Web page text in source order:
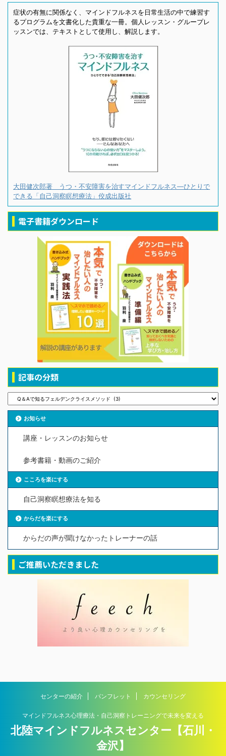
症状の有無に関係なく、マインドフルネスを日常生活の中で練習す
るプログラムを文書化した貴重な一冊。個人レッスン・グループレ
ッスンでは、テキストとして使用し、解説します。
大田健次郎著 うつ・不安障害を治すマインドフルネス―ひとりで
できる「自己洞察瞑想療法」佼成出版社
電子書籍ダウンロード
記事の分類
お知らせ
講座・レッスンのお知らせ
参考書籍・動画のご紹介
こころを楽にする
自己洞察瞑想療法を知る
からだを楽にする
からだの声が聞けなかったトレーナーの話
ご推薦いただきました
センターの紹介 パンフレット カウンセリング
マインドフルネス心理療法・自己洞察トレーニングで未来を変える
北陸マインドフルネスセンター【石川・
金沢】